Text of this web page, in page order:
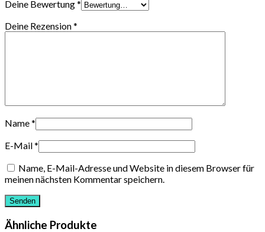
Deine Bewertung*
Deine Rezension*
Name*
E-Mail*
Name, E-Mail-Adresse und Website in diesem Browser für
meinen nächsten Kommentar speichern.
Ähnliche Produkte